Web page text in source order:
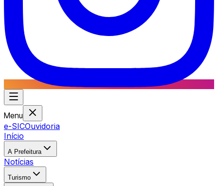
Menu
e-SICOuvidoria
Início
A Prefeitura
Notícias
Turismo